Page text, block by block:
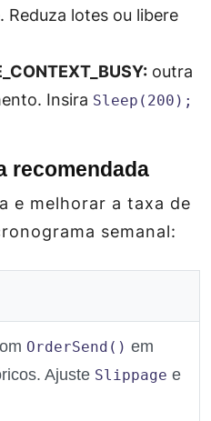
Reduza lotes ou libere
outra
Insira Sleep(200);
recomendada
e melhorar a taxa de
semanal:
OrderSend() em
Ajuste Slippage e